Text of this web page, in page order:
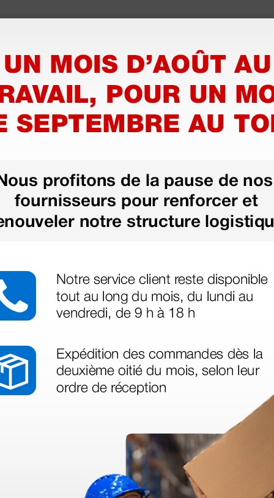
pores - 34
25,06 € 31,32 €
(Prix TTC)
pores -
(Prix TTC)
besoin
votre
ce produit.